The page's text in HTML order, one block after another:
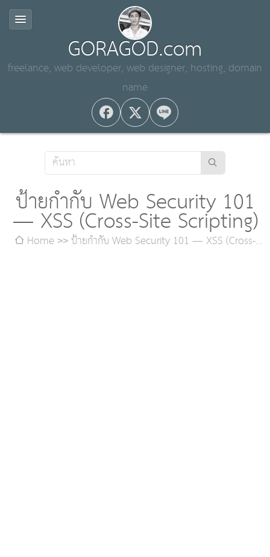
GORAGOD.com
freelance, web developer, web designer, hosting, domain
name
ป้ายกำกับ Web Security 101
— XSS (Cross-Site Scripting)
Home
ป้ายกำกับ Web Security 101 — XSS (Cross-